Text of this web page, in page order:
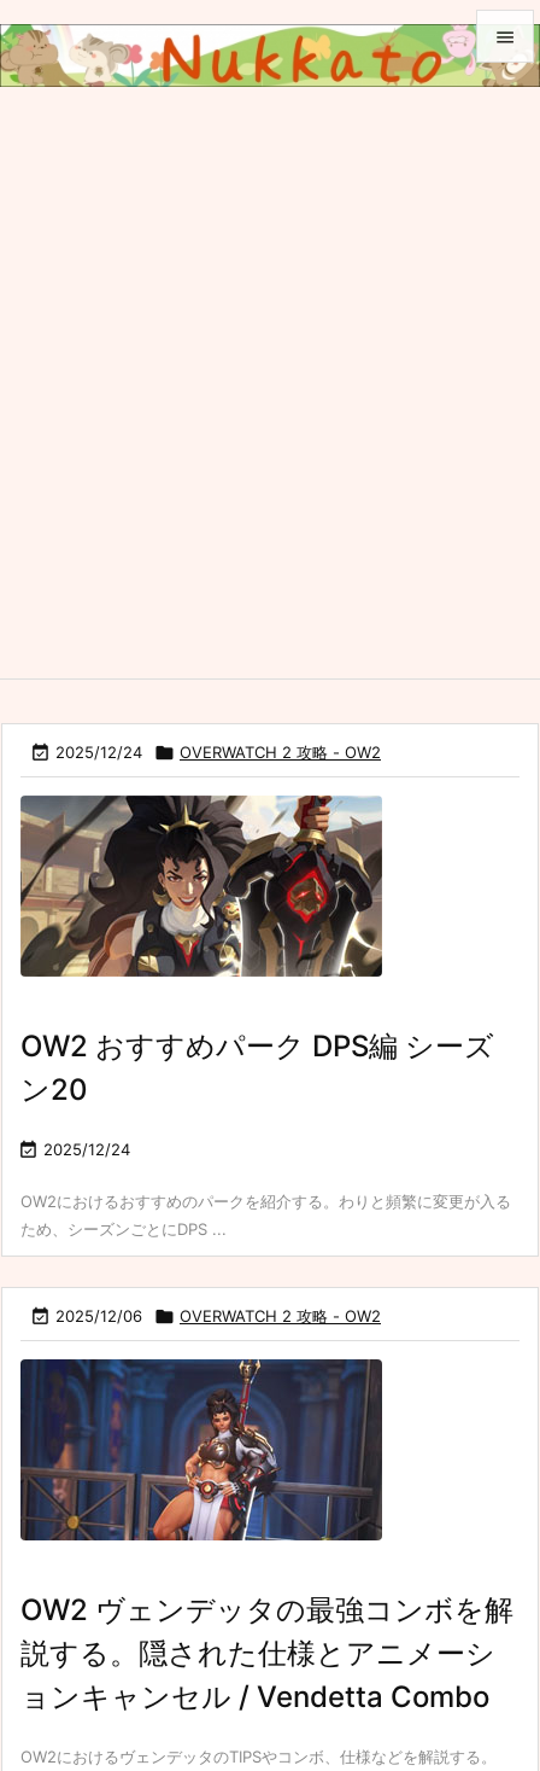


 2025/12/24  OVERWATCH 2 攻略 - OW2
OW2 おすすめパーク DPS編 シーズ
ン20
 2025/12/24
OW2におけるおすすめのパークを紹介する。わりと頻繁に変更が入る
ため、シーズンごとにDPS ...
 2025/12/06  OVERWATCH 2 攻略 - OW2
OW2 ヴェンデッタの最強コンボを解
説する。隠された仕様とアニメーシ
ョンキャンセル / Vendetta Combo
OW2におけるヴェンデッタのTIPSやコンボ、仕様などを解説する。